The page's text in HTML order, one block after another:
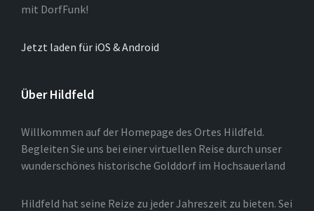
mit DorfFunk!
Jetzt laden für iOS & Android
Über Hildfeld
Willkommen auf der Homepage des Ortes Hildfeld.
Begleiten Sie uns bei einer virtuellen Reise durch unser
wunderschönes historische Golddorf im Hochsauerland
Hildfeld hat seine Reize zu jeder Jahreszeit zu bieten. Sei